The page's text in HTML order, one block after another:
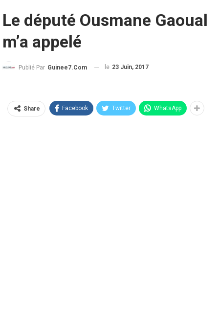
Le député Ousmane Gaoual
m’a appelé
Publié Par Guinee7.com le 23 Juin, 2017
Share Facebook Twitter WhatsApp